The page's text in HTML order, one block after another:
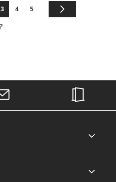
Sie lesen gerade die Seite
3 Seite
4 Seite
5